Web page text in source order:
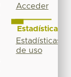
Acceder
Estadísticas
Estadísticas
de uso